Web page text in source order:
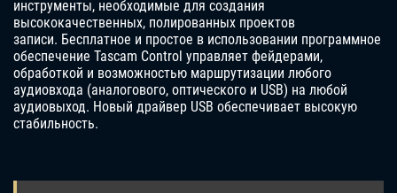
инструменты, необходимые для создания
высококачественных, полированных проектов
записи. Бесплатное и простое в использовании программное
обеспечение Tascam Control управляет фейдерами,
обработкой и возможностью маршрутизации любого
аудиовхода (аналогового, оптического и USB) на любой
аудиовыход. Новый драйвер USB обеспечивает высокую
стабильность.